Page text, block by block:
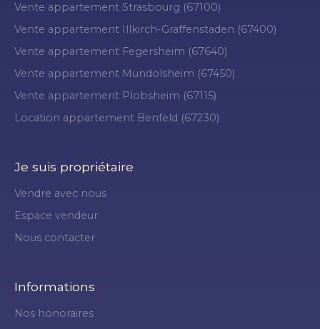
Vente appartement Strasbourg (67100)
Vente appartement Illkirch-Graffenstaden (67400)
Vente appartement Fegersheim (67640)
Vente appartement Mundolsheim (67450)
Vente appartement Plobsheim (67115)
Location appartement Benfeld (67230)
Je suis propriétaire
Vendre avec nous
Espace vendeur
Nous contacter
Informations
Nos honoraires